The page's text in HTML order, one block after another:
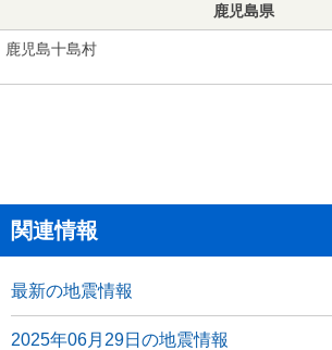
鹿児島県
鹿児島十島村
関連情報
最新の地震情報
2025年06月29日の地震情報